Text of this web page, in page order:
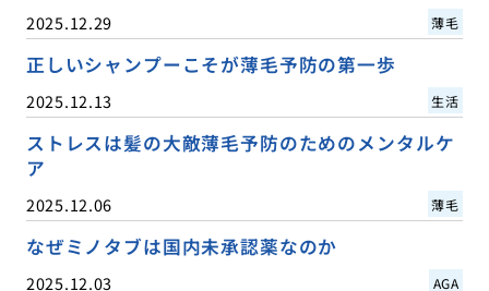
2025.12.29 薄毛
正しいシャンプーこそが薄毛予防の第一歩
2025.12.13 生活
ストレスは髪の大敵薄毛予防のためのメンタルケ
ア
2025.12.06 薄毛
なぜミノタブは国内未承認薬なのか
2025.12.03 AGA